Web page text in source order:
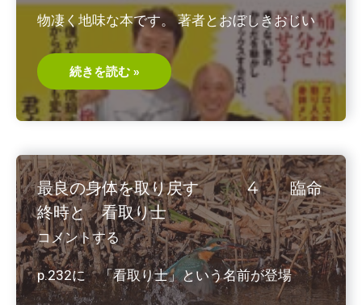
テ
ロ
ー
ル
値
物凄く地味な本です。 著者とおぼしきおじい
す
ご
い
体
操
栄
勲
2019/11
続きを読む »
最良の身体を取り戻す 4 臨命
終時と 看取り士
コメントする
p.232に 「看取り士」という名前が登場